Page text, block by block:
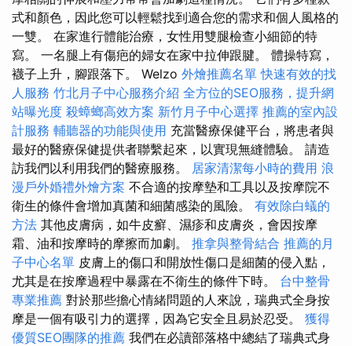
式和顏色，因此您可以輕鬆找到適合您的需求和個人風格的
一雙。 在家進行體能治療，女性用雙腿檢查小細節的特
寫。 一名腿上有傷疤的婦女在家中拉伸跟腱。 體操特寫，
襪子上升，腳跟落下。 Welzo 外燴推薦名單 快速有效的找
人服務 竹北月子中心服務介紹 全方位的SEO服務，提升網
站曝光度 殺蟑螂高效方案 新竹月子中心選擇 推薦的室內設
計服務 輔聽器的功能與使用 充當醫療保健平台，將患者與
最好的醫療保健提供者聯繫起來，以實現無縫體驗。 請造
訪我們以利用我們的醫療服務。 居家清潔每小時的費用 浪
漫戶外婚禮外燴方案 不合適的按摩墊和工具以及按摩院不
衛生的條件會增加真菌和細菌感染的風險。 有效除白蟻的
方法 其他皮膚病，如牛皮癬、濕疹和皮膚炎，會因按摩
霜、油和按摩時的摩擦而加劇。 推拿與整骨結合 推薦的月
子中心名單 皮膚上的傷口和開放性傷口是細菌的侵入點，
尤其是在按摩過程中暴露在不衛生的條件下時。 台中整骨
專業推薦 對於那些擔心情緒問題的人來說，瑞典式全身按
摩是一個有吸引力的選擇，因為它安全且易於忍受。 獲得
優質SEO團隊的推薦 我們在必讀部落格中總結了瑞典式身